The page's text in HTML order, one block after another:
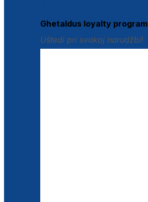
Ghetaldus loyalty program
Uštedi pri svakoj narudžbi!